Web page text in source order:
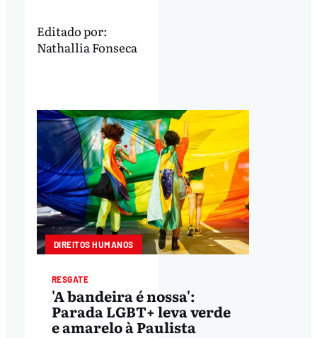
Editado por:
Nathallia Fonseca
DIREITOS HUMANOS
RESGATE
'A bandeira é nossa':
Parada LGBT+ leva verde
e amarelo à Paulista